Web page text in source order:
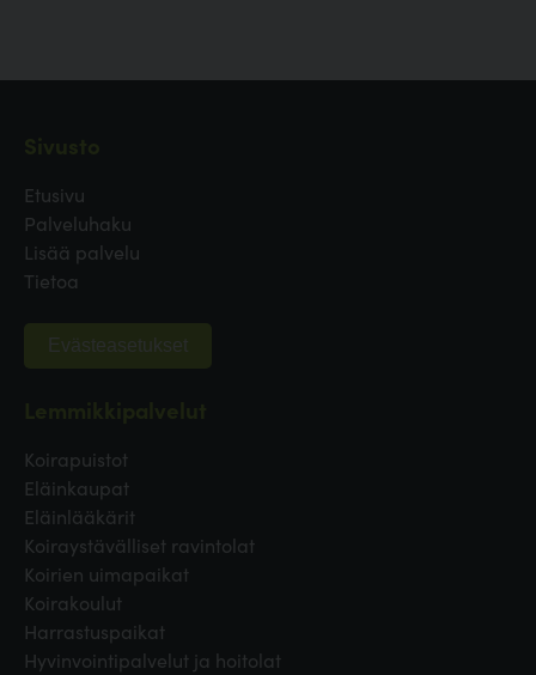
Etusivu
Palveluhaku
Lisää palvelu
Tietoa
Evästeasetukset
Koirapuistot
Eläinkaupat
Eläinlääkärit
Koiraystävälliset ravintolat
Koirien uimapaikat
Koirakoulut
Harrastuspaikat
Hyvinvointipalvelut ja hoitolat